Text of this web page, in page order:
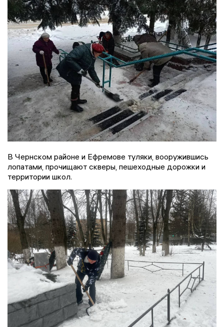
В Чернском районе и Ефремове туляки, вооружившись
лопатами, прочищают скверы, пешеходные дорожки и
территории школ.